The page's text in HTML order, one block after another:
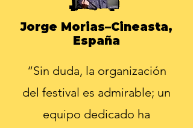
Jorge Morias–Cineasta,
España
“Sin duda, la organización
del festival es admirable; un
equipo dedicado ha